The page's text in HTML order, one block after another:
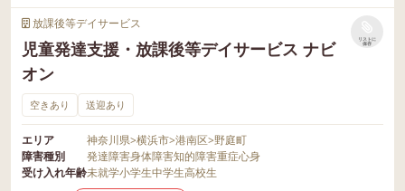
放課後等デイサービス
児童発達支援・放課後等デイサービス ナビ
オン
リストに
保存
空きあり 送迎あり
エリア 神奈川県>横浜市>港南区>野庭町
障害種別
発達障害身体障害知的障害重症心身
受け入れ年齢未就学小学生中学生高校生